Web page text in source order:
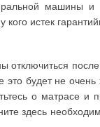
машины и
кого истек
будет не
о матрасе и
здесь